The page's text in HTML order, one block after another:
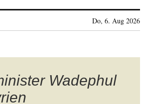
Do, 6. Aug 2026
Wadephul